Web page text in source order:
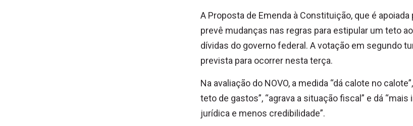
A Proposta de Emenda à Constituição, que é apoiada
prevê mudanças nas regras para estipular um teto
dívidas do governo federal. A votação em segundo
prevista para ocorrer nesta terça.
Na avaliação do NOVO, a medida “dá calote no
teto de gastos”, “agrava a situação fiscal” e dá “mais
jurídica e menos credibilidade”.